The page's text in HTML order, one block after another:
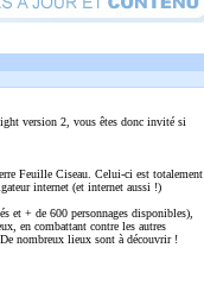
version 2, vous êtes donc invité si
Feuille Ciseau. Celui-ci est totalement
internet (et internet aussi !)
et + de 600 personnages disponibles),
en combattant contre les autres
nombreux lieux sont à découvrir !